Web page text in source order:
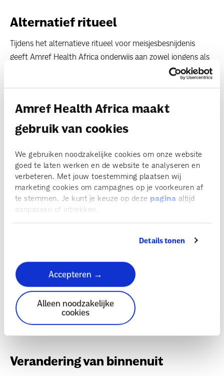
Amref Health Africa maakt
gebruik van cookies
We gebruiken noodzakelijke cookies om onze website
goed te laten werken en de website te analyseren en
verbeteren. Met jouw toestemming plaatsen wij
marketing cookies om campagnes op je voorkeuren af
te stemmen. Je kunt je keuze op deze pagina altijd
aanpassen of intrekken.
Details tonen
Accepteren →
Alleen noodzakelijke
cookies
Alternatief ritueel
Tijdens het alternatieve ritueel voor meisjesbesnijdenis
geeft Amref Health Africa onderwijs aan zowel jongens als
meisjes. Niet alleen over schadelijke culturele tradities zoals
gezondheid en hun eigen lichaam. Deze voorlichting draagt
bij aan het versterken van eigenwaarde en het maken van
eigen keuzes.
Merin: "Dit vind ik een goede zaak. Wij jongens kregen
vroeger wel wat levenslessen mee van onze grootvaders
maar we leerden niets over onze gezondheid of seksueel
overdraagbare aandoeningen.”
“Binnen de Masai-cultuur is er
tussen mannen en vrouwen. De
tijden veranderen, het is daarom
goed dat wij als Masai ook
veranderen.”
Verandering van binnenuit